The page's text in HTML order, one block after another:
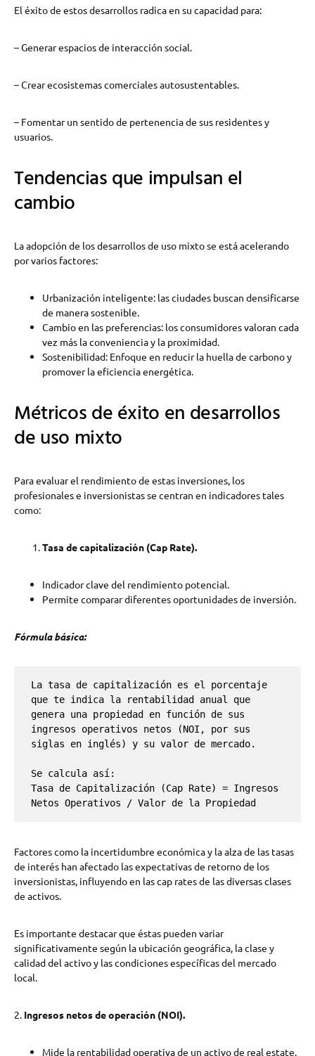
El éxito de estos desarrollos radica en su capacidad para:
– Generar espacios de interacción social.
– Crear ecosistemas comerciales autosustentables.
– Fomentar un sentido de pertenencia de sus residentes y
usuarios.
Tendencias que impulsan el
cambio
La adopción de los desarrollos de uso mixto se está acelerando
por varios factores:
Urbanización inteligente: las ciudades buscan densificarse
de manera sostenible.
Cambio en las preferencias: los consumidores valoran cada
vez más la conveniencia y la proximidad.
Sostenibilidad: Enfoque en reducir la huella de carbono y
promover la eficiencia energética.
Métricos de éxito en desarrollos
de uso mixto
Para evaluar el rendimiento de estas inversiones, los
profesionales e inversionistas se centran en indicadores tales
como:
Tasa de capitalización (Cap Rate).
Indicador clave del rendimiento potencial.
Permite comparar diferentes oportunidades de inversión.
Fórmula básica:
La tasa de capitalización es el porcentaje
que te indica la rentabilidad anual que
genera una propiedad en función de sus
ingresos operativos netos (NOI, por sus
siglas en inglés) y su valor de mercado.
Se calcula así:
Tasa de Capitalización (Cap Rate) = Ingresos
Netos Operativos / Valor de la Propiedad
Factores como la incertidumbre económica y la alza de las tasas
de interés han afectado las expectativas de retorno de los
inversionistas, influyendo en las cap rates de las diversas clases
de activos.
Es importante destacar que éstas pueden variar
significativamente según la ubicación geográfica, la clase y
calidad del activo y las condiciones específicas del mercado
local.
2. Ingresos netos de operación (NOI).
Mide la rentabilidad operativa de un activo de real estate.